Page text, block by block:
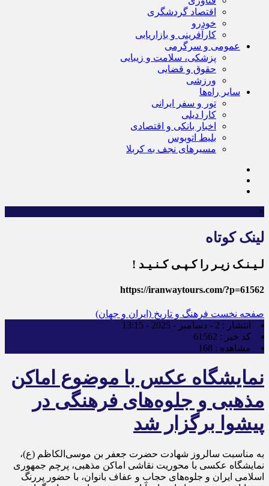
اقتصاد گردشگری
خودرو
کارآفرینی و بازاریابی
عمومی و سرگرمی
پزشکی، سلامت و زیبایی
حقوق و قضایی
ورزشی
سایر راه‌ها
تور و سفر ایرانی
کارا دیلی
اخبار بانکی و اقتصادی
بلیط اتوبوس
مسیرهای نجف به کربلا
×
لینک کوتاه
لـیـنـک زیـر را کـپـی کـنـیـد !
https://iranwaytours.com/?p=61562
صفحه نخست فرهنگ و تاریخ (ایران و جهان)
انتشار : 2 - دسامبر - 2025 - 13:15
کد خبر : 61562
مشاهده : 168
نمایشگاه عکس با موضوع اماکن
مذهبی و جلوه‌های فرهنگی در
پیشوا برگزار شد
به مناسبت سالروز شهادت حضرت جعفر بن موسی‌الکاظم (ع)،
نمایشگاه عکسی با محوریت نقاشی اماکن مذهبی، پرچم جمهوری
اسلامی ایران و جلوه‌های حجاب و عفاف بانوان، با حضور پررنگ